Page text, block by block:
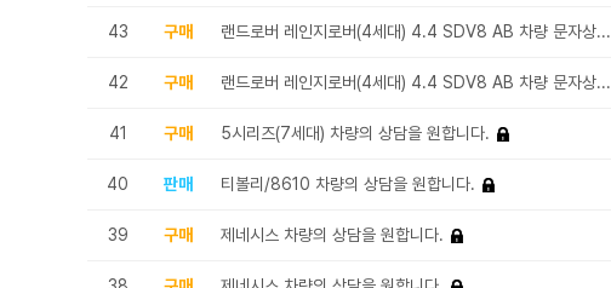
43 구매 랜드로버 레인지로버(4세대) 4.4 SDV8 AB 차량 문자상...
42 구매 랜드로버 레인지로버(4세대) 4.4 SDV8 AB 차량 문자상...
41 구매 5시리즈(7세대) 차량의 상담을 원합니다.
40 판매 티볼리/8610 차량의 상담을 원합니다.
39 구매 제네시스 차량의 상담을 원합니다.